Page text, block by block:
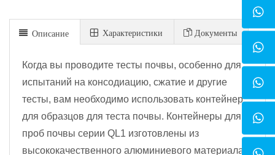
Описание Xарактеристики Документы
Когда вы проводите тесты почвы, особенно для
испытаний на консодиацию, сжатие и другие
тесты, вам необходимо использовать контейнер
для образцов для теста почвы. Контейнеры для
проб почвы серии QL1 изготовлены из
высококачественного алюминиевого материала,